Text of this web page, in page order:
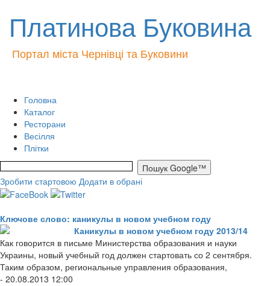
Платинова Буковина
Портал міста Чернівці та Буковини
Головна
Каталог
Ресторани
Весілля
Плітки
Зробити стартовою Додати в обрані
Ключове слово: каникулы в новом учебном году
Каникулы в новом учебном году 2013/14
Как говорится в письме Министерства образования и науки
Украины, новый учебный год должен стартовать со 2 сентября.
Таким образом, региональные управления образования,
- 20.08.2013 12:00